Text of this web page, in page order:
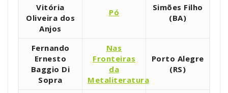
Vitória
Oliveira dos
Anjos
Pó
Simões Filho
(BA)
Fernando
Ernesto
Baggio Di
Sopra
Nas
Fronteiras
da
Metaliteratura
Porto Alegre
(RS)